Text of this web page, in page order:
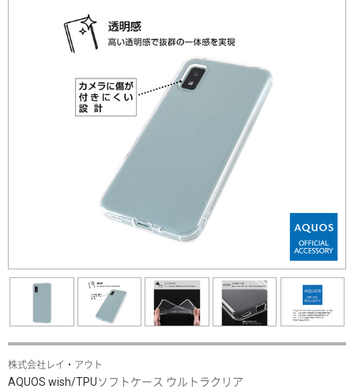
株式会社レイ・アウト
AQUOS wish/TPUソフトケース ウルトラクリア